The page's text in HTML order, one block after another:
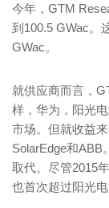
今年，GTM
到100.5 GWac。
GWac。
就供应商而言，
样，华为，阳光
市场。但就收益
SolarEdge和ABB
取代。尽管2015
也首次超过阳光